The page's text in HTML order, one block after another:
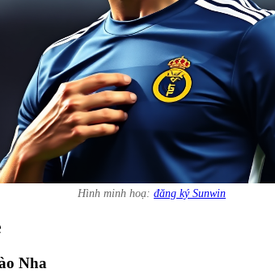
Hình minh hoạ:đăng ký Sunwin
Nha